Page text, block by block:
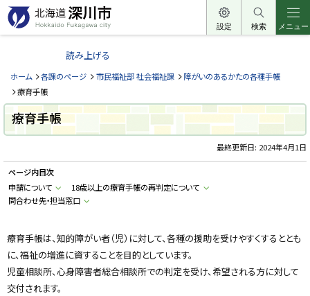
本
文
へ
ー
北
道
深
川
市
H
k
a
d
o
a
g
a
w
a
c
設定 検索 メニュー
読み上げる
ホーム 各課のページ 市民福祉部 社会福祉課
障がいのあるかたの各種手帳
療育手帳
療育手帳
最終更新日: 2024年4月1日
ページ内目次
申請について
18歳以上の療育手帳の再判定について
問合わせ先・担当窓口
療育手帳は、知的障がい者（児）に対して、各種の援助を受けやすくするととも
に、福祉の増進に資することを目的としています。
児童相談所、心身障害者総合相談所での判定を受け、希望される方に対して
交付されます。